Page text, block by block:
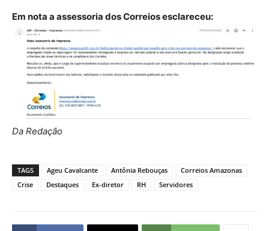
Em nota a assessoria dos Correios esclareceu:
Da Redação
TAGS Ageu Cavalcante Antônia Rebouças
Correios Amazonas
Crise
Destaques Ex-diretor RH Servidores